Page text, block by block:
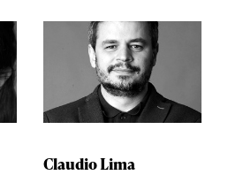
Claudio Lima